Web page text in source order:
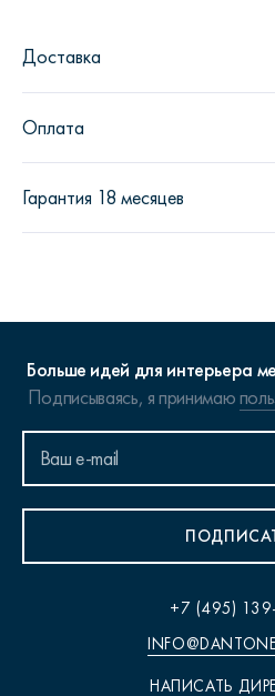
Доставка
Оплата
Гарантия 18 месяцев
Больше идей для интерьера
Подписываясь, я принимаю
+7 (495)
НАПИСАТЬ